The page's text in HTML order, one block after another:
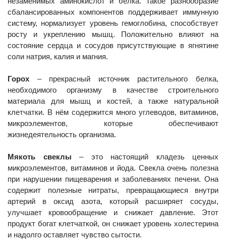
сбалансированных компонентов поддерживает иммунную
систему, нормализует уровень гемоглобина, способствует
росту и укреплению мышц. Положительно влияют на
состояние сердца и сосудов присутствующие в ягнятине
соли натрия, калия и магния.
Горох – прекрасный источник растительного белка,
необходимого организму в качестве строительного
материала для мышц и костей, а также натуральной
клетчатки. В нём содержится много углеводов, витаминов,
микроэлементов, которые обеспечивают
жизнедеятельность организма.
Мякоть свеклы – это настоящий кладезь ценных
микроэлементов, витаминов и йода. Свекла очень полезна
при нарушении пищеварения и заболеваниях печени. Она
содержит полезные нитраты, превращающиеся внутри
артерий в оксид азота, который расширяет сосуды,
улучшает кровообращение и снижает давление. Этот
продукт богат клетчаткой, он снижает уровень холестерина
и надолго оставляет чувство сытости.